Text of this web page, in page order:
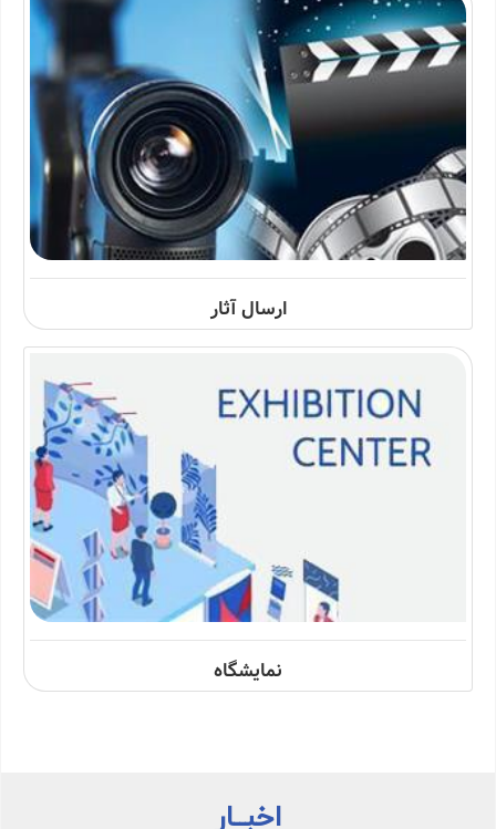
ارسال آثار
نمایشگاه
اخبــار